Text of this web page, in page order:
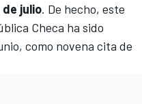
julio. De hecho, este
Checa ha sido
como novena cita de